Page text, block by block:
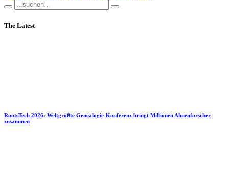
The Latest
RootsTech 2026: Weltgrößte Genealogie-Konferenz bringt Millionen Ahnenforscher
zusammen